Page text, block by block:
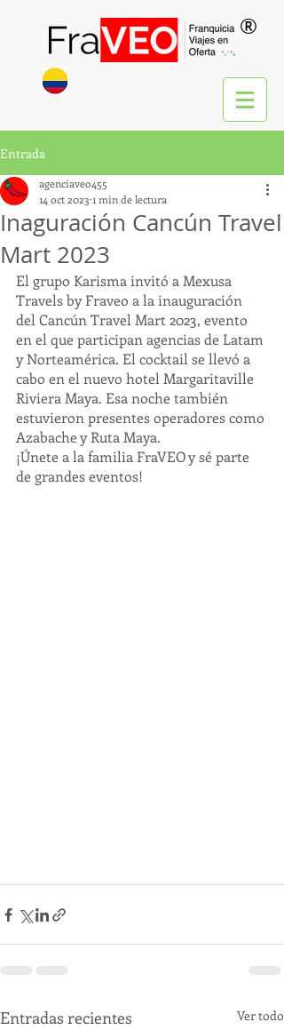
®
Entrada
Inaguración Cancún Travel
Mart 2023
agenciaveo455
14 oct 2023 1 min de lectura
El grupo Karisma invitó a Mexusa
Travels by Fraveo a la inauguración
del Cancún Travel Mart 2023, evento
en el que participan agencias de Latam
y Norteamérica. El cocktail se llevó a
cabo en el nuevo hotel Margaritaville
Riviera Maya. Esa noche también
estuvieron presentes operadores como
Azabache y Ruta Maya.
¡Únete a la familia FraVEO y sé parte
de grandes eventos!
Entradas recientes Ver todo